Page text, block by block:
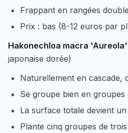
Frappant en rangées
Prix : bas (8-12 euros par
Hakonechloa macra 'Aureola'
japonaise dorée)
Naturellement en cascade,
Se groupe bien en groupes
La surface totale devient
Plante cinq groupes de